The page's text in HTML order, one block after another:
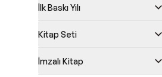
İlk Baskı Yılı
Kitap Seti
İmzalı Kitap